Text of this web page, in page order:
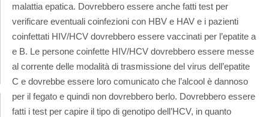
malattia epatica. Dovrebbero essere anche fatti test per
verificare eventuali coinfezioni con HBV e HAV e i pazienti
coinfettati HIV/HCV dovrebbero essere vaccinati per l’epatite a
e B. Le persone coinfette HIV/HCV dovrebbero essere messe
al corrente delle modalità di trasmissione del virus dell’epatite
C e dovrebbe essere loro comunicato che l’alcool è dannoso
per il fegato e quindi non dovrebbero berlo. Dovrebbero essere
fatti i test per capire il tipo di genotipo dell’HCV, in quanto